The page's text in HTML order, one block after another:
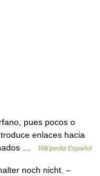
pues pocos o
enlaces hacia
…
Wikipedia Español
noch nicht. –